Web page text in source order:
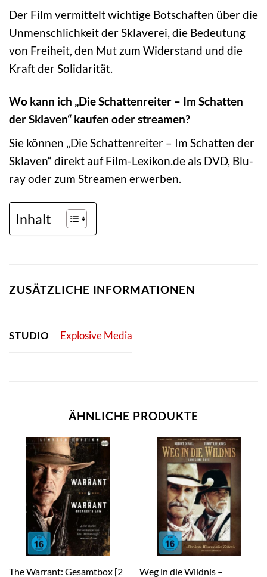
Der Film vermittelt wichtige Botschaften über die
Unmenschlichkeit der Sklaverei, die Bedeutung
von Freiheit, den Mut zum Widerstand und die
Kraft der Solidarität.
Wo kann ich „Die Schattenreiter – Im Schatten
der Sklaven“ kaufen oder streamen?
Sie können „Die Schattenreiter – Im Schatten der
Sklaven“ direkt auf Film-Lexikon.de als DVD, Blu-
ray oder zum Streamen erwerben.
Inhalt
ZUSÄTZLICHE INFORMATIONEN
STUDIO Explosive Media
ÄHNLICHE PRODUKTE
The Warrant: Gesamtbox [2 Weg in die Wildnis –